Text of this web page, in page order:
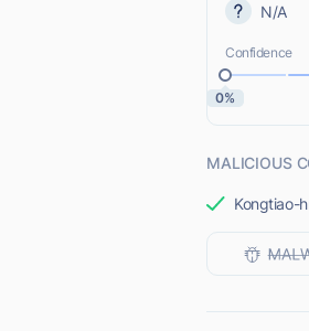
N/A
Confidence
0%
MALICIOUS
Kongtiao-